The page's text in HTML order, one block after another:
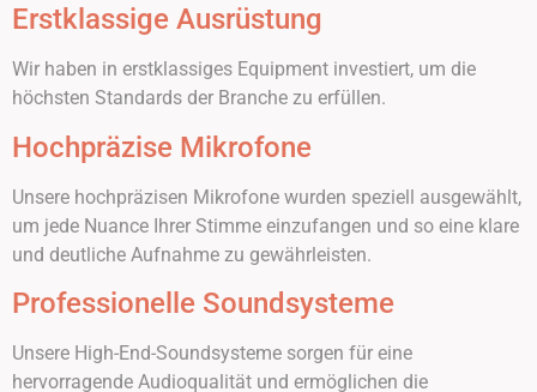
Erstklassige Ausrüstung
Wir haben in erstklassiges Equipment investiert, um die
höchsten Standards der Branche zu erfüllen.
Hochpräzise Mikrofone
Unsere hochpräzisen Mikrofone wurden speziell ausgewählt,
um jede Nuance Ihrer Stimme einzufangen und so eine klare
und deutliche Aufnahme zu gewährleisten.
Professionelle Soundsysteme
Unsere High-End-Soundsysteme sorgen für eine
hervorragende Audioqualität und ermöglichen die